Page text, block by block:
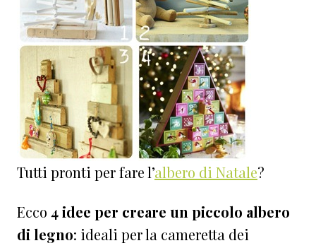
Tutti pronti per fare l’albero di Natale?
Ecco 4 idee per creare un piccolo albero
di legno: ideali per la cameretta dei